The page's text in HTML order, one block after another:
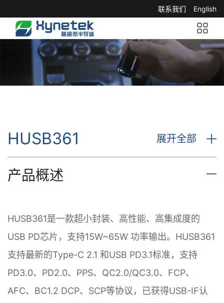
联系我们 English
HUSB361 展开全部
产品概述
HUSB361是一款超小封装、高性能、高集成度的
USB PD芯片，支持15W~65W 功率输出。HUSB361
支持最新的Type-C 2.1 和USB PD3.1标准，支持
PD3.0、PD2.0、PPS、QC2.0/QC3.0、FCP、
AFC、BC1.2 DCP、SCP等协议，已获得USB-IF认